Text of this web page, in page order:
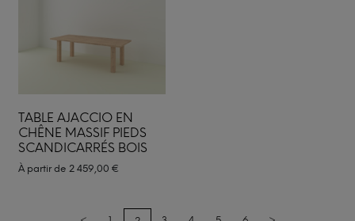
TABLE AJACCIO EN
CHÊNE MASSIF PIEDS
SCANDICARRÉS BOIS
À partir de 2 459,00 €